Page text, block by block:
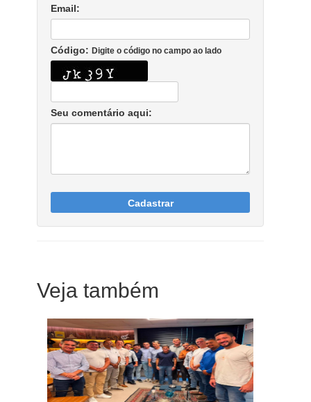
Email:
Código: Digite o código no campo ao lado
Seu comentário aqui:
Cadastrar
Veja também